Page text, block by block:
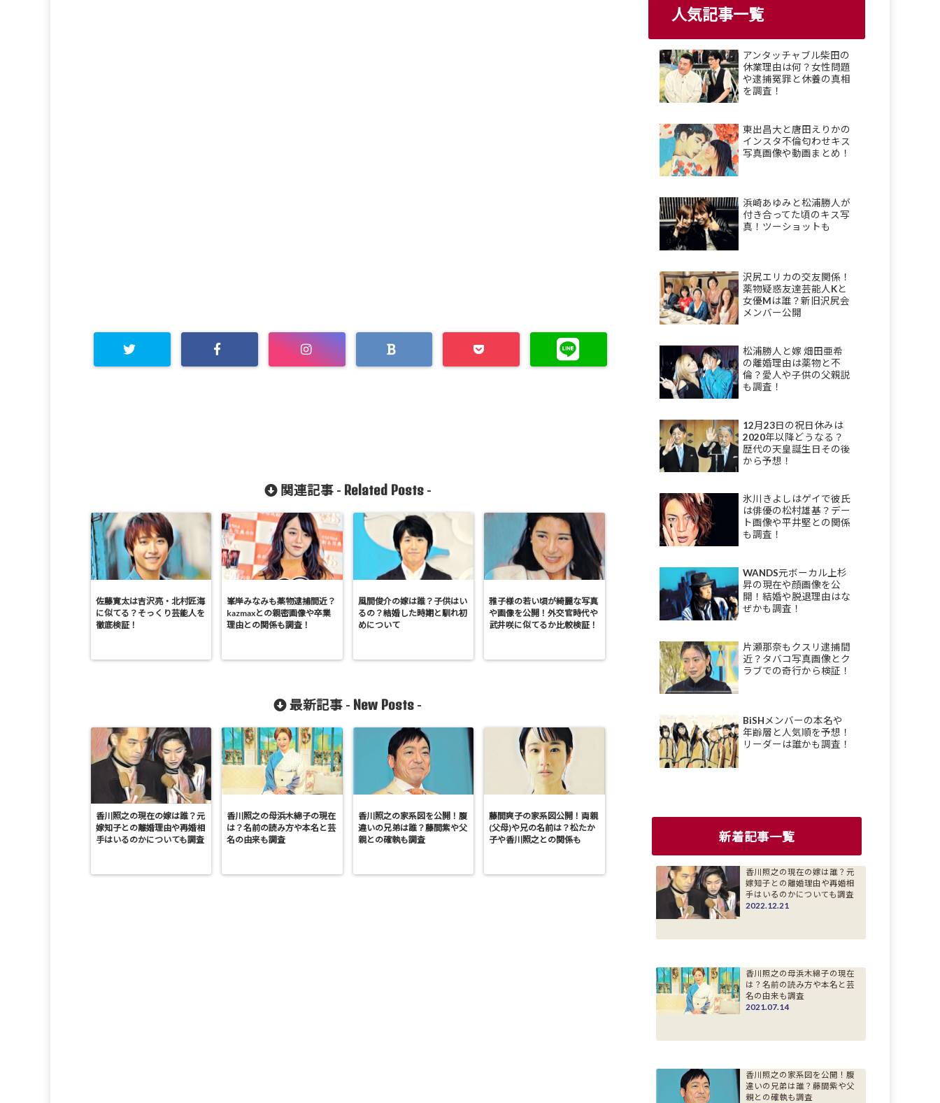
関連記事 - Related Posts-
佐藤寛太は吉沢亮・北村匠海
に似てる？そっくり芸能人を
徹底検証！
峯岸みなみも薬物逮捕間近？
kazmaxとの親密画像や卒業
理由との関係も調査！
風間俊介の嫁は誰？子供はい
るの？結婚した時期と馴れ初
めについて
雅子様の若い頃が綺麗な写真
や画像を公開！外交官時代や
武井咲に似てるか比較検証！
最新記事 - New Posts -
香川照之の現在の嫁は誰？元
嫁知子との離婚理由や再婚相
手はいるのかについても調査
香川照之の母浜木綿子の現在
は？名前の読み方や本名と芸
名の由来も調査
香川照之の家系図を公開！腹
違いの兄弟は誰？藤間紫や父
親との確執も調査
藤間爽子の家系図公開！両親
(父母)や兄の名前は？松たか
子や香川照之との関係も
人気記事一覧
アンタッチャブル柴田の
休業理由は何？女性問題
や逮捕冤罪と休養の真相
を調査！
東出昌大と唐田えりかの
インスタ不倫匂わせキス
写真画像や動画まとめ！
浜崎あゆみと松浦勝人が
付き合ってた頃のキス写
真！ツーショットも
沢尻エリカの交友関係！
薬物疑惑友達芸能人Kと
女優Mは誰？新旧沢尻会
メンバー公開
松浦勝人と嫁 畑田亜希
の離婚理由は薬物と不
倫？愛人や子供の父親説
も調査！
12月23日の祝日休みは
2020年以降どうなる？
歴代の天皇誕生日その後
から予想！
氷川きよしはゲイで彼氏
は俳優の松村雄基？デー
ト画像や平井堅との関係
も調査！
WANDS元ボーカル上杉
昇の現在や顔画像を公
開！結婚や脱退理由はな
ぜかも調査！
片瀬那奈もクスリ逮捕間
近？タバコ写真画像とク
ラブでの奇行から検証！
BiSHメンバーの本名や
年齢層と人気順を予想！
リーダーは誰かも調査！
新着記事一覧
香川照之の現在の嫁は誰？元
嫁知子との離婚理由や再婚相
手はいるのかについても調査
2022.12.21
香川照之の母浜木綿子の現在
は？名前の読み方や本名と芸
名の由来も調査
2021.07.14
香川照之の家系図を公開！腹
違いの兄弟は誰？藤間紫や父
親との確執も調査